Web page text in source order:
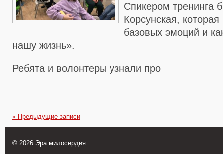
Спикером тренинга
Корсунская,
базовых эмоций и
нашу жизнь».
Ребята и волонтеры узнали про
« Предыдущие записи
© 2026 Эра милосердия